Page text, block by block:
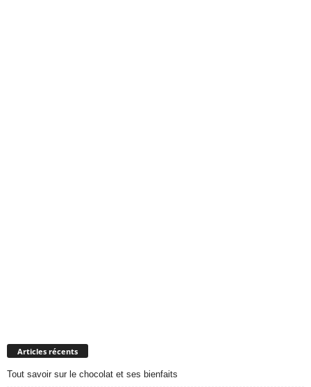
Articles récents
Tout savoir sur le chocolat et ses bienfaits